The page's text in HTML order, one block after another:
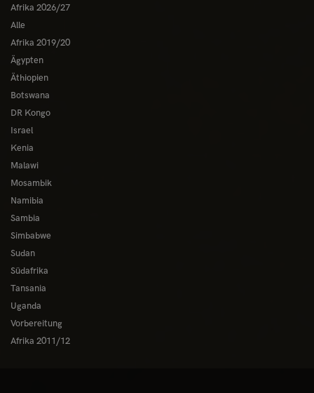
Afrika 2026/27
Alle
Afrika 2019/20
Ägypten
Äthiopien
Botswana
DR Kongo
Israel
Kenia
Malawi
Mosambik
Namibia
Sambia
Simbabwe
Sudan
Südafrika
Tansania
Uganda
Vorbereitung
Afrika 2011/12